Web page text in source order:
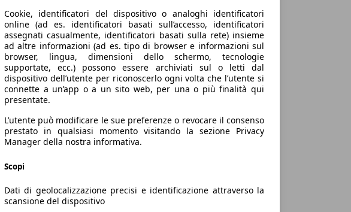
Cookie, identificatori del dispositivo o analoghi identificatori
online (ad es. identificatori basati sull’accesso, identificatori
assegnati casualmente, identificatori basati sulla rete) insieme
ad altre informazioni (ad es. tipo di browser e informazioni sul
browser, lingua, dimensioni dello schermo, tecnologie
supportate, ecc.) possono essere archiviati sul o letti dal
dispositivo dell’utente per riconoscerlo ogni volta che l’utente si
connette a un’app o a un sito web, per una o più finalità qui
presentate.
L’utente può modificare le sue preferenze o revocare il consenso
prestato in qualsiasi momento visitando la sezione Privacy
Manager della nostra informativa.
Scopi
Dati di geolocalizzazione precisi e identificazione attraverso la
scansione del dispositivo